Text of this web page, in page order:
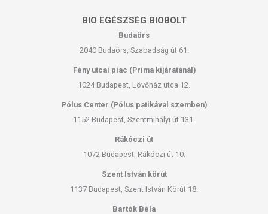
BIO EGÉSZSÉG BIOBOLT
Budaörs
2040 Budaörs, Szabadság út 61.
Fény utcai piac (Príma kijáratánál)
1024 Budapest, Lövőház utca 12.
Pólus Center (Pólus patikával szemben)
1152 Budapest, Szentmihályi út 131.
Rákóczi út
1072 Budapest, Rákóczi út 10.
Szent István körút
1137 Budapest, Szent István Körút 18.
Bartók Béla